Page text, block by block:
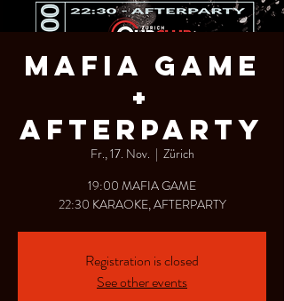
MAFIA GAME
+
AFTERPARTY
Fr., 17. Nov.
  |
Zürich
19:00 MAFIA GAME
22:30 KARAOKE, AFTERPARTY
Registration is closed
See other events